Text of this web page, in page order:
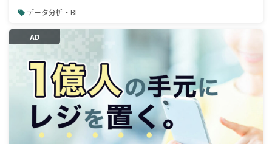
データ分析・BI
AD